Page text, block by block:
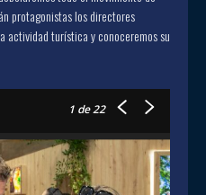
protagonistas los directores
actividad turística y conoceremos su
1 de 22